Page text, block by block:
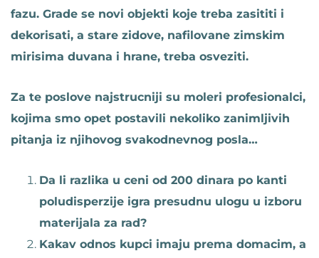
fazu. Grade se novi objekti koje treba zasititi i
dekorisati, a stare zidove, nafilovane zimskim
mirisima duvana i hrane, treba osveziti.
Za te poslove najstrucniji su moleri profesionalci,
kojima smo opet postavili nekoliko zanimljivih
pitanja iz njihovog svakodnevnog posla…
Da li razlika u ceni od 200 dinara po kanti
poludisperzije igra presudnu ulogu u izboru
materijala za rad?
Kakav odnos kupci imaju prema domacim, a